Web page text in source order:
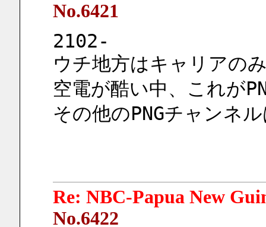
No.6421
2102-
ウチ地方はキャリアの
空電が酷い中、これが
その他のPNGチャンネ
Re: NBC-Papua New
No.6422